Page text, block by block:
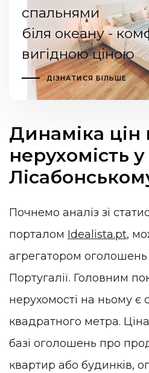
спальнями
біля океану -
вигідною ціною
ДІЗНАТИСЯ БІЛЬШЕ
Динаміка цін
нерухомість у
Почнемо аналіз зі
порталом Idealista.pt,
агрегатором оголошень
Португалії. Головним
нерухомості на ньому є
квадратного метра.
базі оголошень про
квартир або будинків,